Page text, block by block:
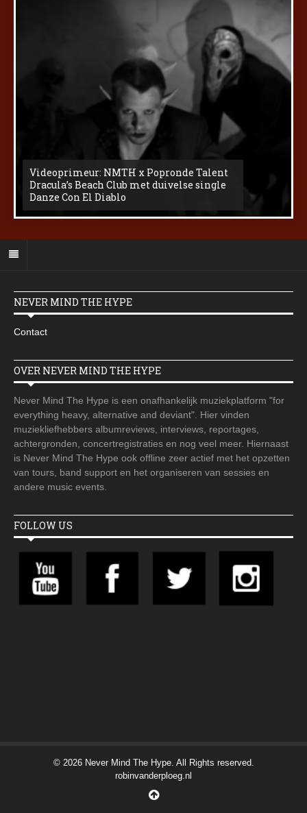
Videoprimeur: NMTH x Popronde Talent
Dracula’s Beach Club met duivelse single
Danze Con El Diablo
NEVER MIND THE HYPE
Contact
OVER NEVER MIND THE HYPE
Never Mind The Hype is een onafhankelijk muziekplatform "for
everything heavy, alternative and deviant". Hier vinden
muziekliefhebbers albumreviews, interviews, reportages,
achtergronden, concertregistraties en nog veel meer. Hiernaast
is Never Mind The Hype ook offline zeer actief met het opzetten
van tours, band support en het organiseren van sessies en
andere music events.
FOLLOW US
© 2026 Never Mind The Hype. All Rights reserved.
robinvanderploeg.nl